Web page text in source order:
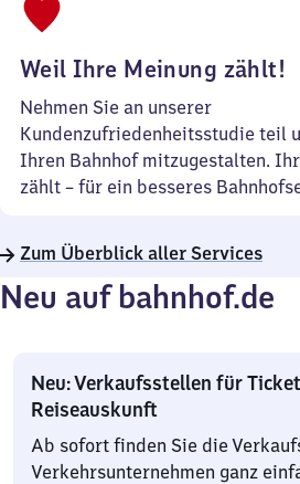
Weil Ihre Meinung zählt!
Nehmen Sie an unserer
Kundenzufriedenheitsstudie teil
Ihren Bahnhof mitzugestalten.
zählt – für ein besseres
Zum Überblick aller Services
Neu auf bahnhof.de
Neu: Verkaufsstellen für
Reiseauskunft
Ab sofort finden Sie die
Verkehrsunternehmen ganz